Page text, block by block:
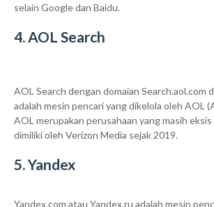
selain Google dan Baidu.
4. AOL Search
AOL Search dengan domaian Search.aol.com
adalah mesin pencari yang dikelola oleh AOL
AOL merupakan perusahaan yang masih
dimiliki oleh Verizon Media sejak 2019.
5. Yandex
Yandex.com atau Yandex.ru adalah mesin